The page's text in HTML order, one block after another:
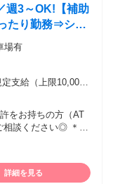
週3～OK!【補助
たり勤務⇒シフ
無料駐車場有
詳細を見る